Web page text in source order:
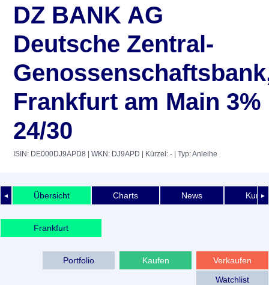
DZ BANK AG
Deutsche Zentral-
Frankfurt am Main 3%
24/30
ISIN: DE000DJ9APD8 | WKN: DJ9APD | Kürzel: - | Typ: Anleihe
◄ ►
Übersicht Charts News
Frankfurt
Verkaufen
Kaufen
Portfolio
Watchlist